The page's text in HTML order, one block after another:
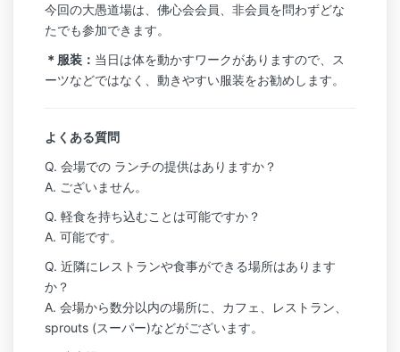
今回の大愚道場は、佛心会会員、非会員を問わずどな
たでも参加できます。
＊服装： 当日は体を動かすワークがありますので、ス
ーツなどではなく、動きやすい服装をお勧めします。
よくある質問
Q. 会場での ランチの提供はありますか？
A. ございません。
Q. 軽食を持ち込むことは可能ですか？
A. 可能です。
Q. 近隣にレストランや食事ができる場所はあります
か？
A. 会場から数分以内の場所に、カフェ、レストラン、
sprouts (スーパー)などがございます。